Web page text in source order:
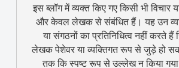
इस ब्लॉग में व्यक्त किए गए किसी भी विचार
और केवल लेखक से संबंधित हैं। यह उन
या संगठनों का प्रतिनिधित्व नहीं करते
लेखक पेशेवर या व्यक्तिगत रूप से जुड़े हो
तक कि स्पष्ट रूप से उल्लेख न किया गया